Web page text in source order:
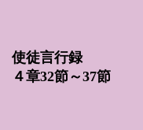
使徒言行録
４章32節～37節